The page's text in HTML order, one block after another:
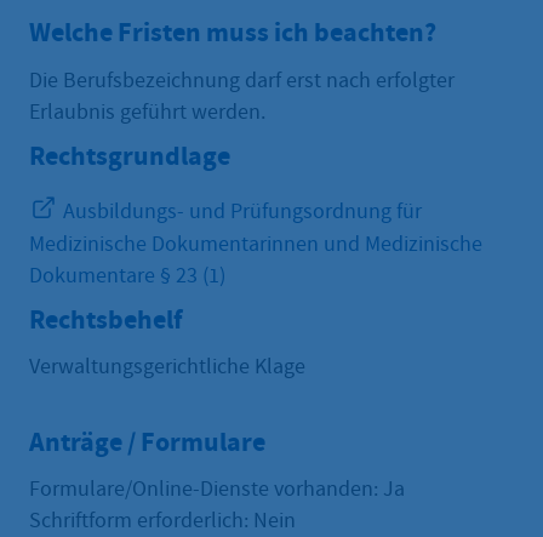
Welche Fristen muss ich beachten?
Die Berufsbezeichnung darf erst nach erfolgter
Erlaubnis geführt werden.
Rechtsgrundlage
Ausbildungs- und Prüfungsordnung für
Medizinische Dokumentarinnen und Medizinische
Dokumentare § 23 (1)
Rechtsbehelf
Verwaltungsgerichtliche Klage
Anträge / Formulare
Formulare/Online-Dienste vorhanden: Ja
Schriftform erforderlich: Nein